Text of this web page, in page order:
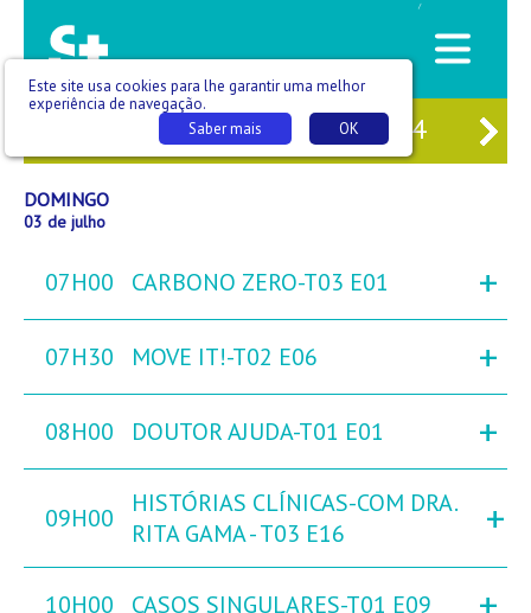
/
DOM 03 SEG 04 TER
DOMINGO
03 de julho
07H00 CARBONO ZERO-T03 E01 +
07H30 MOVE IT!-T02 E06 +
08H00 DOUTOR AJUDA-T01 E01 +
09H00
HISTÓRIAS CLÍNICAS-COM DRA.
RITA GAMA - T03 E16
+
10H00 CASOS SINGULARES-T01 E09
Este site usa cookies para lhe garantir uma melhor
experiência de navegação.
OK
Saber mais